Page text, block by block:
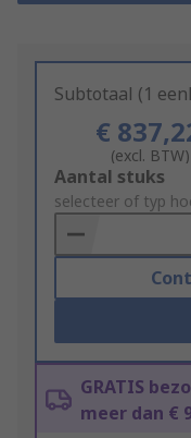
Subtotaal (1
€
(excl. BTW)
Add
to
Basket
Aantal stuks
selecteer of typ
GRATIS
meer dan €